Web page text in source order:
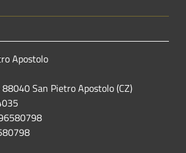
Apostolo
San Pietro Apostolo (CZ)